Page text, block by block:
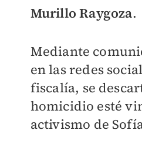
Murillo Raygoza.
Mediante
en las redes
fiscalía, se
homicidio esté
activismo de